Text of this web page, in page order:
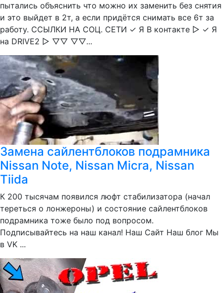
пытались объяснить что можно их заменить без снятия
и это выйдет в 2т, а если придётся снимать все 6т за
работу. ССЫЛКИ НА СОЦ. СЕТИ ✓ Я В контакте ▻ ✓ Я
на DRIVE2 ▻ ▽▽ ▽▽...
Замена сайлентблоков подрамника
Nissan Note, Nissan Micra, Nissan
Tiida
К 200 тысячам появился люфт стабилизатора (начал
тереться о лонжероны) и состояние сайлентблоков
подрамника тоже было под вопросом.
Подписывайтесь на наш канал! Наш Сайт Наш блог Мы
в VK ...